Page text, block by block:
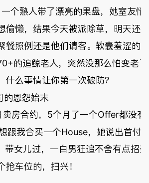
个熟人带了漂亮的果盘，她室友悄
偷懒，结果今天被派除草，明天还
餐照例还是他们请客。软囊羞涩的
的追鲸老人，突然没那么怕变老了
什么事情让你第一次破防？
的恩怨始末
房合约，5个月了一个Offer都没有
跟我合买一个House，她说出首付
带女儿过，一白男狂追不舍有点招
抢车位的，扫兴！